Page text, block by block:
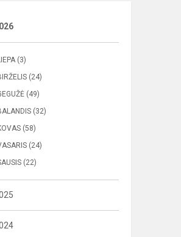
(3)
(24)
(49)
(32)
(58)
(24)
(22)